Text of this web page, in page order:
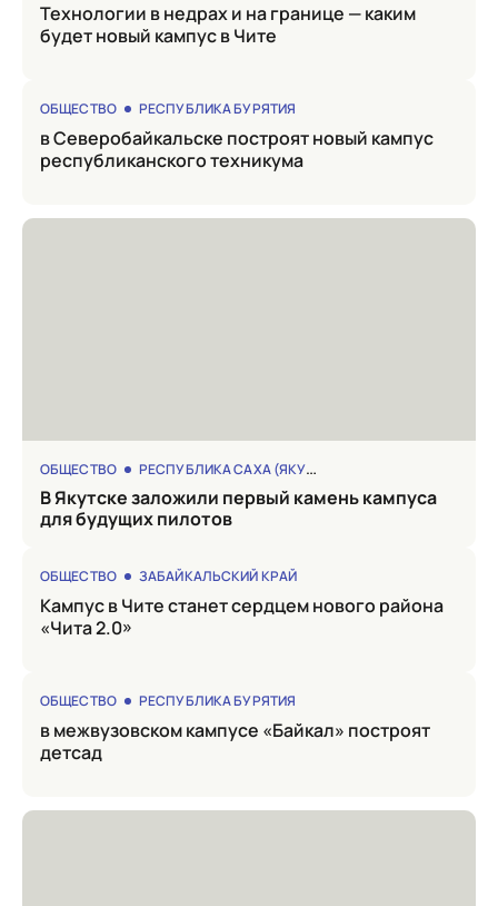
Технологии в недрах и на границе — каким
будет новый кампус в Чите
ОБЩЕСТВО РЕСПУБЛИКА БУРЯТИЯ
в Северобайкальске построят новый кампус
республиканского техникума
ОБЩЕСТВО РЕСПУБЛИКА САХА (ЯКУТИЯ)
в Якутске заложили первый камень кампуса
для будущих пилотов
ОБЩЕСТВО ЗАБАЙКАЛЬСКИЙ КРАЙ
Кампус в Чите станет сердцем нового района
«Чита 2.0»
ОБЩЕСТВО РЕСПУБЛИКА БУРЯТИЯ
в межвузовском кампусе «Байкал» построят
детсад